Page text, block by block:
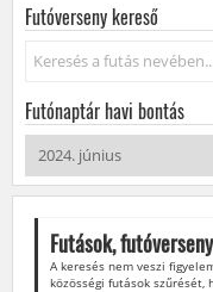
Futóverseny kereső
Keresés...
Futónaptár havi bontás
Futások,
A keresés nem veszi
közösségi futások